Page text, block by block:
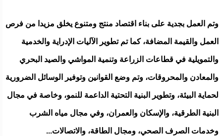
وتم العمل بجدية على بناء اقتصاد منتج ومتنوع يخلق مزيدا من فرص
العمل والقيمة المضافة، كما تم تطوير الآليات الإدراية والخدمية
والتمويلية في قطاعات الزراعة وتنمية المواشي والصيد البحري
والمعادن والمحروقات، وتم وضع القوانين وتوفير الوسائل الضرورية
لحماية البيئة، وتطوير البنية التحتية الداعمة للنمو، وخاصة في مجال
البنية الطرقية، والإسكان والعمران، وفي مجال مياه الشرب
وخدمات الصرف الصحي، ومجال الطاقة، والاتصالات...